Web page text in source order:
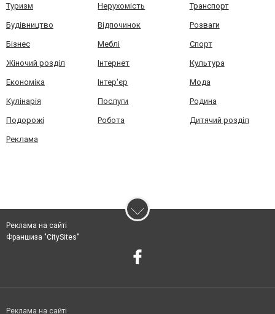
Туризм Нерухомість Транспорт
Будівництво Відпочинок Розваги
Бізнес Меблі Спорт
Жіночий розділ Інтернет Культура
Економіка Інтер'єр Мода
Кулінарія Послуги Родина
Подорожі Робота Дитячий розділ
Реклама
Реклама на сайті
Франшиза "CitySites"
Реклама на сайті